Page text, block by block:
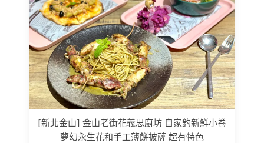
[新北金山] 金山老街花義思廚坊 自家釣新鮮小卷
夢幻永生花和手工薄餅披薩 超有特色